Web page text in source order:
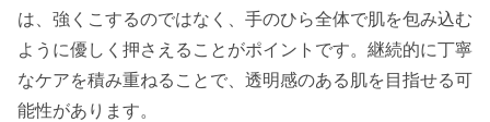
は、強くこするのではなく、手のひら全体で肌を包み込む
ように優しく押さえることがポイントです。継続的に丁寧
なケアを積み重ねることで、透明感のある肌を目指せる可
能性があります。